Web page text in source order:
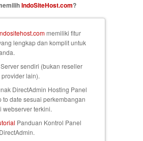
IndoSiteHost.com?
memiliki fitur
lengkap dan komplit untuk
sendiri (bukan reseller
lain).
DirectAdmin Hosting Panel
to date sesuai perkembangan
webserver terkini.
Panduan Kontrol Panel